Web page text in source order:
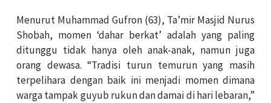
Menurut Muhammad Gufron (63), Ta’mir Masjid Nurus
Shobah, momen ‘dahar berkat’ adalah yang paling
ditunggu tidak hanya oleh anak-anak, namun juga
orang dewasa. “Tradisi turun temurun yang masih
terpelihara dengan baik ini menjadi momen dimana
warga tampak guyub rukun dan damai di hari lebaran,”